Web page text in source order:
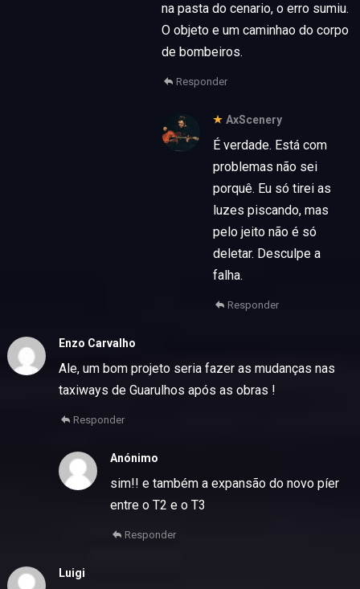
na pasta do cenario, o erro sumiu.
O objeto e um caminhao do corpo
de bombeiros.
Responder
AxScenery
É verdade. Está com
problemas não sei
porquê. Eu só tirei as
luzes piscando, mas
pelo jeito não é só
deletar. Desculpe a
falha.
Responder
Enzo Carvalho
Ale, um bom projeto seria fazer as mudanças nas
taxiways de Guarulhos após as obras !
Responder
Anónimo
sim!! e também a expansão do novo píer
entre o T2 e o T3
Responder
Luigi